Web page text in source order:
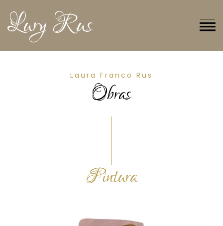
Lury Rus
Laura Franco Rus
Obras
Pintura